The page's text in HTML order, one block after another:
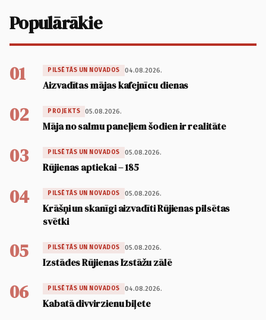
Populārākie
01 PILSĒTĀS UN NOVADOS 04.08.2026.
Aizvadītas mājas kafejnīcu dienas
02 PROJEKTS 05.08.2026.
Māja no salmu paneļiem šodien ir realitāte
03 PILSĒTĀS UN NOVADOS 05.08.2026.
Rūjienas aptiekai – 185
04 PILSĒTĀS UN NOVADOS 05.08.2026.
Krāšņi un skanīgi aizvadīti Rūjienas pilsētas
svētki
05 PILSĒTĀS UN NOVADOS 05.08.2026.
Izstādes Rūjienas Izstāžu zālē
06 PILSĒTĀS UN NOVADOS 04.08.2026.
Kabatā divvirzienu biļete